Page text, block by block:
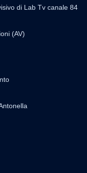
di Lab Tv canale 84
(AV)